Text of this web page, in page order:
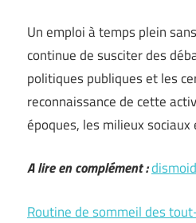
Un emploi à temps plein
continue de susciter des
politiques publiques et les
reconnaissance de cette
époques, les milieux
A lire en complément :
Routine de sommeil des